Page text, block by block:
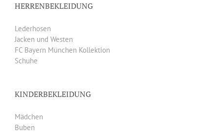
HERRENBEKLEIDUNG
Lederhosen
Jacken und Westen
FC Bayern München Kollektion
Schuhe
KINDERBEKLEIDUNG
Mädchen
Buben